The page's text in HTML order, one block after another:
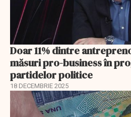
Doar 11% dintre
măsuri pro-business în
partidelor politice
18 DECEMBRIE 2025